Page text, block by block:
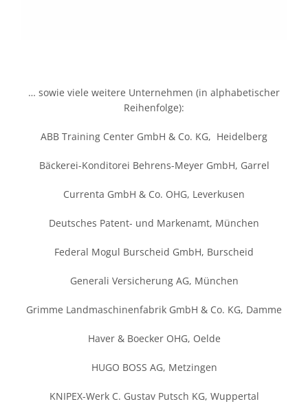
… sowie viele weitere Unternehmen (in alphabetischer
Reihenfolge):
ABB Training Center GmbH & Co. KG, Heidelberg
Bäckerei-Konditorei Behrens-Meyer GmbH, Garrel
Currenta GmbH & Co. OHG, Leverkusen
Deutsches Patent- und Markenamt, München
Federal Mogul Burscheid GmbH, Burscheid
Generali Versicherung AG, München
Grimme Landmaschinenfabrik GmbH & Co. KG, Damme
Haver & Boecker OHG, Oelde
HUGO BOSS AG, Metzingen
KNIPEX-Werk C. Gustav Putsch KG, Wuppertal